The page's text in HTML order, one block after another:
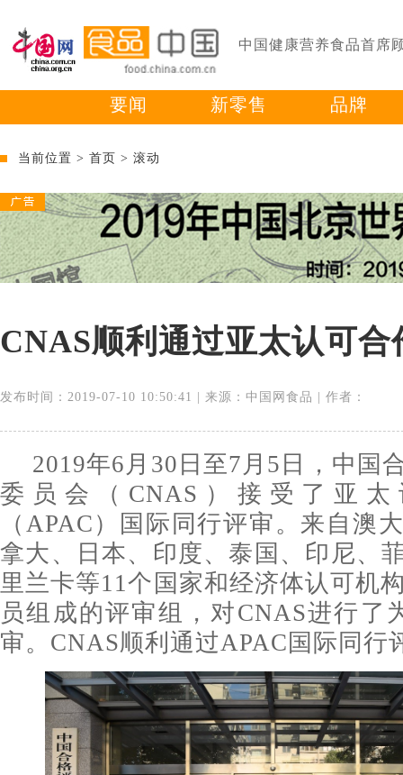
中国健康营养食品首席
要闻 新零售 品牌
当前位置 > 首页 > 滚动
CNAS顺利通过亚太认可
发布时间：2019-07-10 10:50:41 | 来源：中国网食品 | 作者：
2019年6月30日至7月5日，中国
委员会（CNAS）接受了亚
（APAC）国际同行评审。来自澳
拿大、日本、印度、泰国、印尼、
里兰卡等11个国家和经济体认可机
员组成的评审组，对CNAS进行了
审。CNAS顺利通过APAC国际同行